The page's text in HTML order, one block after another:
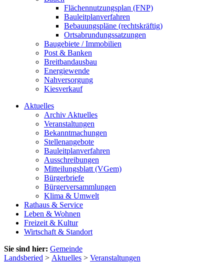
Flächennutzungsplan (FNP)
Bauleitplanverfahren
Bebauungspläne (rechtskräftig)
Ortsabrundungssatzungen
Baugebiete / Immobilien
Post & Banken
Breitbandausbau
Energiewende
Nahversorgung
Kiesverkauf
Aktuelles
Archiv Aktuelles
Veranstaltungen
Bekanntmachungen
Stellenangebote
Bauleitplanverfahren
Ausschreibungen
Mitteilungsblatt (VGem)
Bürgerbriefe
Bürgerversammlungen
Klima & Umwelt
Rathaus & Service
Leben & Wohnen
Freizeit & Kultur
Wirtschaft & Standort
Sie sind hier: Gemeinde
Landsberied > Aktuelles > Veranstaltungen